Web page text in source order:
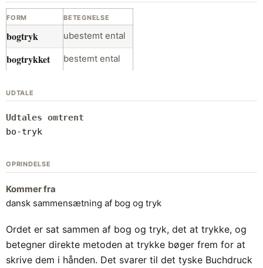
FORM BETEGNELSE
bogtryk ubestemt ental
bogtrykket bestemt ental
UDTALE
Udtales omtrent
bo-tryk
OPRINDELSE
Kommer fra
dansk sammensætning af bog og tryk
Ordet er sat sammen af bog og tryk, det at trykke, og
betegner direkte metoden at trykke bøger frem for at
skrive dem i hånden. Det svarer til det tyske Buchdruck